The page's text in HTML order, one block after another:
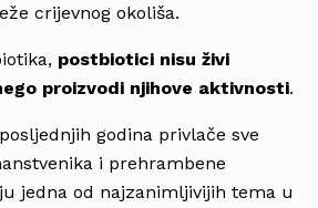
crijevnog okoliša.
postbiotici nisu živi
proizvodi njihove aktivnosti.
godina privlače sve
i prehrambene
jedna od najzanimljivijih tema u